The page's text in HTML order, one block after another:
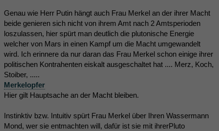
Genau wie Herr Putin hängt auch Frau Merkel an der ihrer Macht
beide genieren sich nicht von ihrem Amt nach 2 Amtsperioden
loszulassen, hier spürt man deutlich die plutonische Energie
welcher von Mars in einen Kampf um die Macht umgewandelt
wird. Ich erinnere da nur daran das Frau Merkel schon einige ihrer
politischen Kontrahenten eiskalt ausgeschaltet hat .... Merz, Koch,
Stoiber, .....
Merkelopfer
Hier gilt Hauptsache an der Macht bleiben.
Instinktiv bzw. Intuitiv spürt Frau Merkel über Ihren Wassermann
Mond, wer sie entmachten will, dafür ist sie mit ihrerPluto